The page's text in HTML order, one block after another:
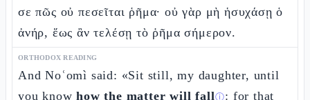
σε πῶς οὐ πεσεῖται ῥῆμα· οὐ γὰρ μὴ ἡσυχάσῃ ὁ
ἀνήρ, ἕως ἂν τελέσῃ τὸ ῥῆμα σήμερον.
ORTHODOX READING
And Noʿomì said: «Sit still, my daughter, until
you knowhow the matter will fallⓘ: for that